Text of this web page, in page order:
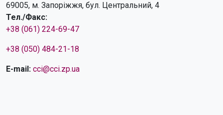
69005, м. Запоріжжя, бул. Центральний, 4
Тел./Факс:
+38 (061) 224-69-47
+38 (050) 484-21-18
E-mail: cci@cci.zp.ua